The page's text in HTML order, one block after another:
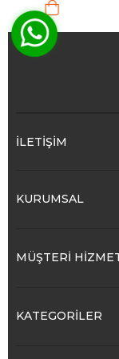
İLETİŞİM
KURUMSAL
MÜŞTERİ
KATEGORİLER